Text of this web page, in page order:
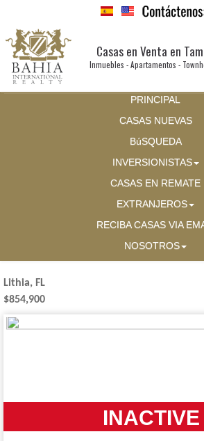
Casas en Venta en
Inmuebles - Apartamentos -
PRINCIPAL
CASAS NUEVAS
BúSQUEDA
INVERSIONISTAS
CASAS EN REMATE
EXTRANJEROS
RECIBA CASAS VIA
NOSOTROS
Lithia, FL
$854,900
INACTIVE